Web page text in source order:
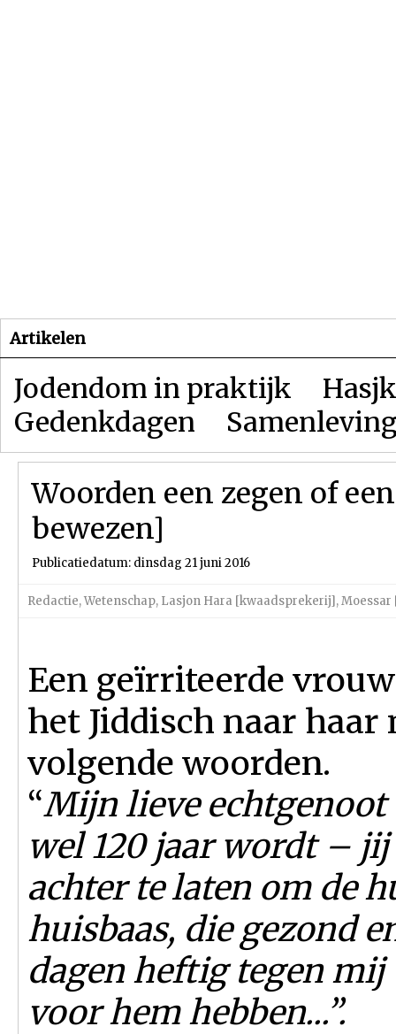
Artikelen
Jodendom in praktijk
Gedenkdagen
Woorden een zegen of
bewezen]
Publicatiedatum: dinsdag 21 juni 2016
Redactie,Wetenschap, Lasjon Hara [kwaadsprekerij],Moessar
Een geïrriteerde
het Jiddisch naar haar
volgende woorden.
“Mijn lieve
wel 120 jaar wordt –
achter te laten om de
huisbaas, die gezond
dagen heftig tegen mij
voor hem hebben...”.